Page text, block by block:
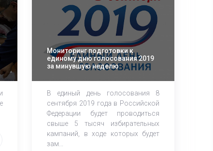
Мониторинг подготовки к
единому дню голосования 2019
за минувшую неделю
В единый день голосования 8
сентября 2019 года в Российской
Федерации будет проводиться
свыше 5 тысяч избирательных
кампаний, в ходе которых будет
зам...